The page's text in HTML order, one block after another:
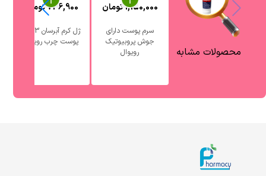
محصولات مشابه
سرم پوست دارای
جوش پروبیوتیک
رویوال
1,150,000تومان
پوست چرب رویوال
736,900تومان